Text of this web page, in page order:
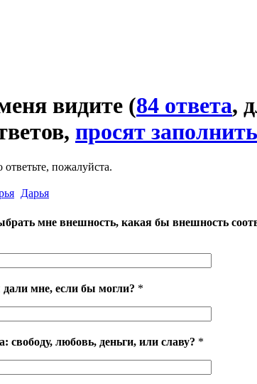
видите (84 ответа,
просят
пожалуйста.
Дарья
мне внешность, какая бы внешность
мне, если бы могли? *
любовь, деньги, или славу? *